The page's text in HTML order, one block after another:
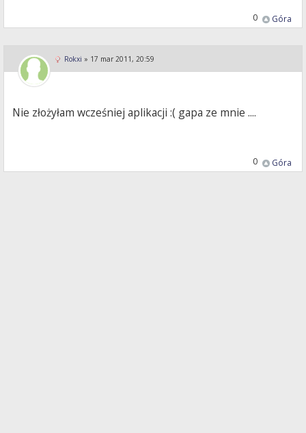
Góra
0
Rokxi » 17 mar 2011, 20:59
Nie złożyłam wcześniej aplikacji :( gapa ze mnie ....
Góra
0